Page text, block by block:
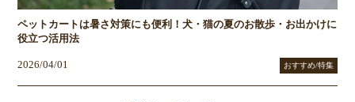
ペットカートは暑さ対策にも便利！犬・猫の夏のお散歩・お出かけに
役立つ活用法
2026/04/01 おすすめ/特集